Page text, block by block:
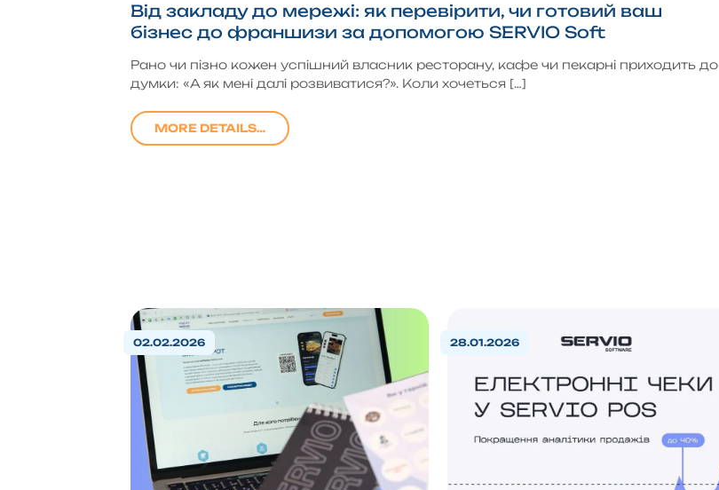
Від закладу до мережі: як перевірити, чи готовий ваш
бізнес до франшизи за допомогою SERVIO Soft
Рано чи пізно кожен успішний власник ресторану, кафе чи пекарні приходить до
думки: «А як мені далі розвиватися?». Коли хочеться […]
MORE DETAILS…
02.02.2026 28.01.2026